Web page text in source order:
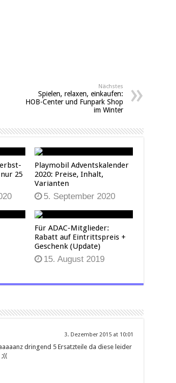
Nächstes
Spielen, relaxen, einkaufen:
HOB-Center und Funpark Shop
im Winter
25
Playmobil Adventskalender
2020: Preise, Inhalt,
Varianten
5. September 2020
Für ADAC-Mitglieder:
Rabatt auf Eintrittspreis +
Geschenk (Update)
15. August 2019
3. Dezember 2015 at 10:01
dringend 5 Ersatzteile da diese leider